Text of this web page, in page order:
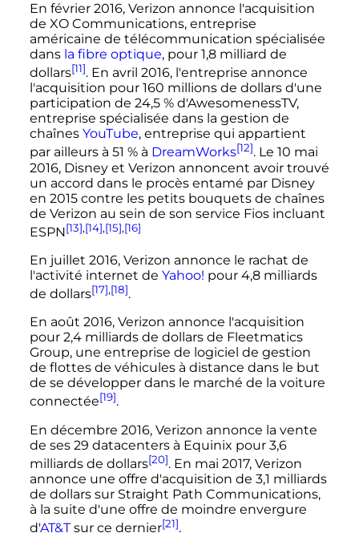
En février 2016, Verizon annonce l'acquisition
de XO Communications, entreprise
américaine de télécommunication spécialisée
dans la fibre optique, pour 1,8 milliard de
dollars[11]. En avril 2016, l'entreprise annonce
l'acquisition pour 160 millions de dollars d'une
participation de 24,5 % d'AwesomenessTV,
entreprise spécialisée dans la gestion de
chaînes YouTube, entreprise qui appartient
par ailleurs à 51 % à DreamWorks[12]. Le 10 mai
2016, Disney et Verizon annoncent avoir trouvé
un accord dans le procès entamé par Disney
en 2015 contre les petits bouquets de chaînes
de Verizon au sein de son service Fios incluant
ESPN[13],[14],[15],[16]
En juillet 2016, Verizon annonce le rachat de
l'activité internet de Yahoo! pour 4,8 milliards
de dollars[17],[18].
En août 2016, Verizon annonce l'acquisition
pour 2,4 milliards de dollars de Fleetmatics
Group, une entreprise de logiciel de gestion
de flottes de véhicules à distance dans le but
de se développer dans le marché de la voiture
connectée[19].
En décembre 2016, Verizon annonce la vente
de ses 29 datacenters à Equinix pour 3,6
milliards de dollars[20]. En mai 2017, Verizon
annonce une offre d'acquisition de 3,1 milliards
de dollars sur Straight Path Communications,
à la suite d'une offre de moindre envergure
d'AT&Tsur ce dernier[21].